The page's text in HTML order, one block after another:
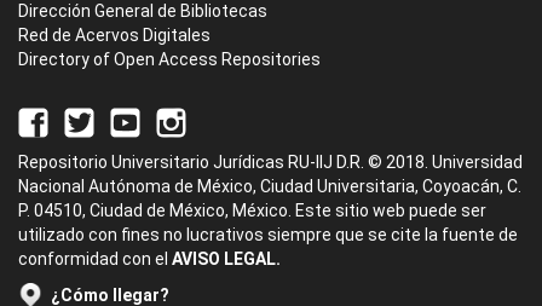
Dirección General de Bibliotecas
Red de Acervos Digitales
Directory of Open Access Repositories
Repositorio Universitario Jurídicas RU-IIJ D.R. © 2018. Universidad
Nacional Autónoma de México, Ciudad Universitaria, Coyoacán, C.
P. 04510, Ciudad de México, México. Este sitio web puede ser
utilizado con fines no lucrativos siempre que se cite la fuente de
conformidad con el AVISO LEGAL.
¿Cómo llegar?